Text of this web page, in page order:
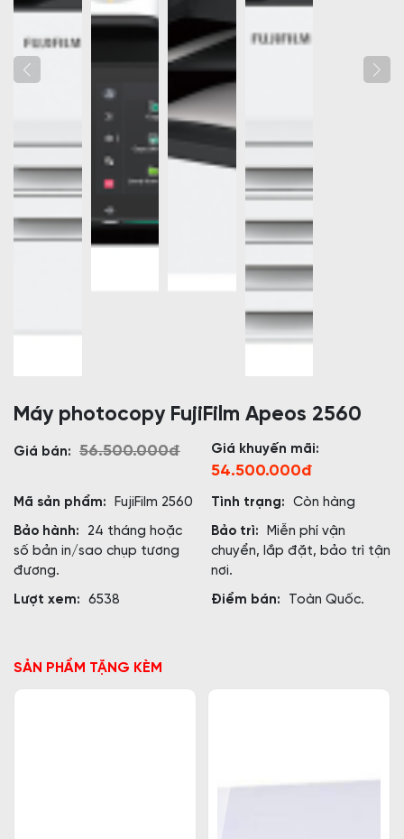
Máy photocopy FujiFilm Apeos 2560
Giá bán: 56.500.000đ Giá khuyến mãi:
54.500.000đ
Mã sản phẩm: FujiFilm 2560 Tình trạng:
Còn hàng
Bảo hành:
24 tháng hoặc
số bản in/sao chụp tương
đương.
Bảo trì:
Miễn phí vận
chuyển, lắp đặt, bảo trì tận
nơi.
Lượt xem:
6538 Điểm bán: Toàn Quốc.
SẢN PHẨM TẶNG KÈM